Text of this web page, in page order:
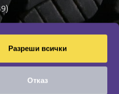
Разреши всички
Отказ
(470)